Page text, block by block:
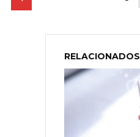
RELACIONADOS